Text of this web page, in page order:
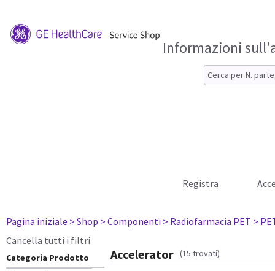
Informazioni
Registra
Pagina iniziale > Shop > Componenti > Radiofarmacia PET >
Cancella tutti i filtri
Categoria Prodotto Accelerator (15 trovati)